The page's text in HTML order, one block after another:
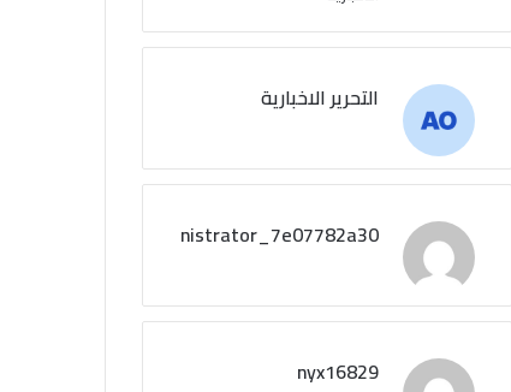
التحرير الاخبارية
administrator_7e07782a30
nyx16829